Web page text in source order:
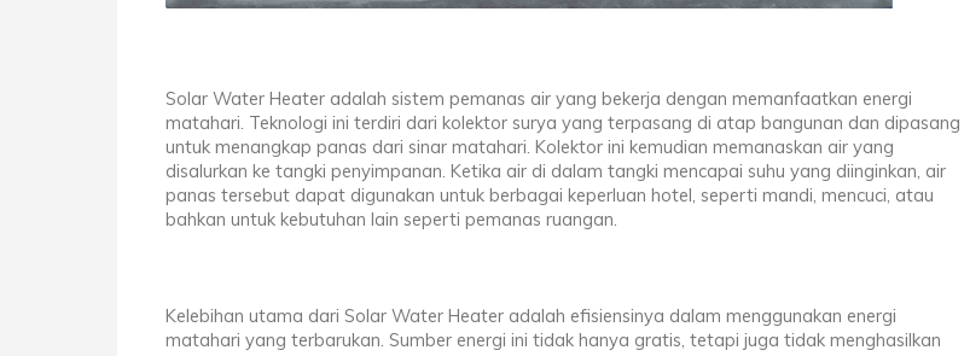
Solar Water Heater adalah sistem pemanas air yang bekerja dengan memanfaatkan energi
matahari. Teknologi ini terdiri dari kolektor surya yang terpasang di atap bangunan dan dipasang
untuk menangkap panas dari sinar matahari. Kolektor ini kemudian memanaskan air yang
disalurkan ke tangki penyimpanan. Ketika air di dalam tangki mencapai suhu yang diinginkan, air
panas tersebut dapat digunakan untuk berbagai keperluan hotel, seperti mandi, mencuci, atau
bahkan untuk kebutuhan lain seperti pemanas ruangan.
Kelebihan utama dari Solar Water Heater adalah efisiensinya dalam menggunakan energi
matahari yang terbarukan. Sumber energi ini tidak hanya gratis, tetapi juga tidak menghasilkan